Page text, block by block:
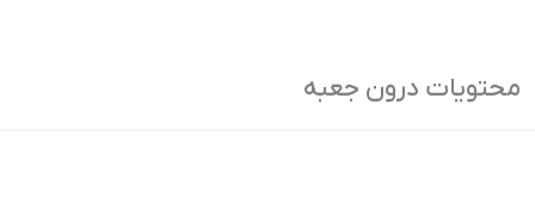
محتویات درون جعبه